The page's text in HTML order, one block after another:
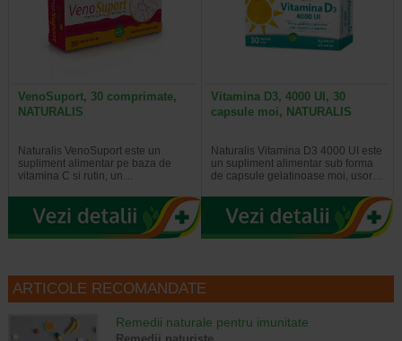
VenoSuport, 30 comprimate,
NATURALIS
Naturalis VenoSuport este un
supliment alimentar pe baza de
vitamina C si rutin, un…
Vitamina D3, 4000 UI, 30
capsule moi, NATURALIS
Naturalis Vitamina D3 4000 UI este
un supliment alimentar sub forma
de capsule gelatinoase moi, usor…
ARTICOLE RECOMANDATE
Remedii naturale pentru imunitate